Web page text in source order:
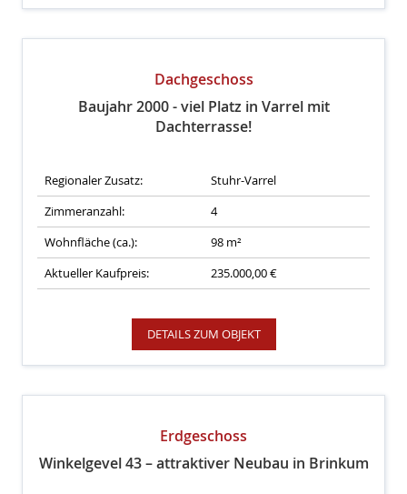
Dachgeschoss
Baujahr 2000 - viel Platz in Varrel mit
Dachterrasse!
Regionaler Zusatz:
Stuhr-Varrel
Zimmeranzahl:
4
Wohnfläche (ca.):
98 m²
Aktueller Kaufpreis:
235.000,00 €
DETAILS ZUM OBJEKT
Erdgeschoss
Winkelgevel 43 – attraktiver Neubau in Brinkum